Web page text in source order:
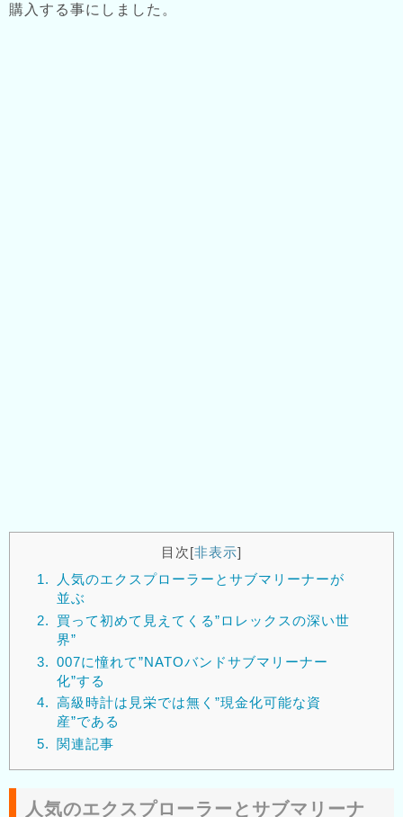
購入する事にしました。
目次[非表示]
1.
人気のエクスプローラーとサブマリーナーが
並ぶ
2.
買って初めて見えてくる”ロレックスの深い世
界”
3. 007に憧れて”NATOバンドサブマリーナー
化”する
4. 高級時計は見栄では無く”現金化可能な資
産”である
5.
関連記事
人気のエクスプローラーとサブマリーナ